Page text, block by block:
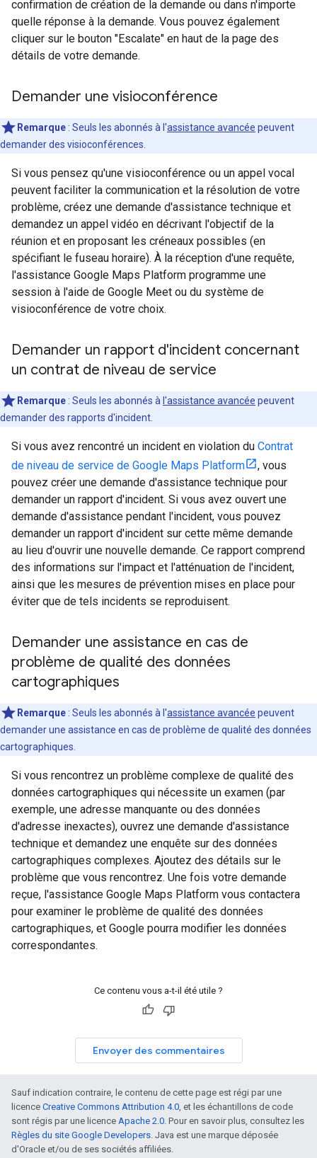
confirmation de création de la demande ou dans n'importe
quelle réponse à la demande. Vous pouvez également
cliquer sur le bouton "Escalate" en haut de la page des
détails de votre demande.
Demander une visioconférence
Remarque : Seuls les abonnés à l'assistance avancée peuvent
demander des visioconférences.
Si vous pensez qu'une visioconférence ou un appel vocal
peuvent faciliter la communication et la résolution de votre
problème, créez une demande d'assistance technique et
demandez un appel vidéo en décrivant l'objectif de la
réunion et en proposant les créneaux possibles (en
spécifiant le fuseau horaire). À la réception d'une requête,
l'assistance Google Maps Platform programme une
session à l'aide de Google Meet ou du système de
visioconférence de votre choix.
Demander un rapport d'incident concernant
un contrat de niveau de service
Remarque : Seuls les abonnés à l'assistance avancée peuvent
demander des rapports d'incident.
Si vous avez rencontré un incident en violation du Contrat
de niveau de service de Google Maps Platform
, vous
pouvez créer une demande d'assistance technique pour
demander un rapport d'incident. Si vous avez ouvert une
demande d'assistance pendant l'incident, vous pouvez
demander un rapport d'incident sur cette même demande
au lieu d'ouvrir une nouvelle demande. Ce rapport comprend
des informations sur l'impact et l'atténuation de l'incident,
ainsi que les mesures de prévention mises en place pour
éviter que de tels incidents se reproduisent.
Demander une assistance en cas de
problème de qualité des données
cartographiques
Remarque : Seuls les abonnés à l'assistance avancée peuvent
demander une assistance en cas de problème de qualité des données
cartographiques.
Si vous rencontrez un problème complexe de qualité des
données cartographiques qui nécessite un examen (par
exemple, une adresse manquante ou des données
d'adresse inexactes), ouvrez une demande d'assistance
technique et demandez une enquête sur des données
cartographiques complexes. Ajoutez des détails sur le
problème que vous rencontrez. Une fois votre demande
reçue, l'assistance Google Maps Platform vous contactera
pour examiner le problème de qualité des données
cartographiques, et Google pourra modifier les données
correspondantes.
Ce contenu vous a-t-il été utile ?
Envoyer des commentaires
Sauf indication contraire, le contenu de cette page est régi par une
licence Creative Commons Attribution 4.0 , et les échantillons de code
sont régis par une licence Apache 2.0 . Pour en savoir plus, consultez les
Règles du site Google Developers . Java est une marque déposée
d'Oracle et/ou de ses sociétés affiliées.